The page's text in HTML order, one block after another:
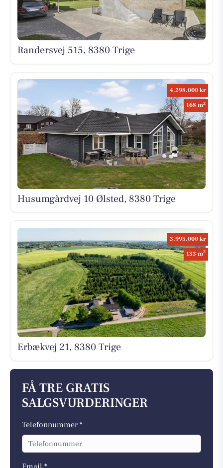
Randersvej 515, 8380 Trige
4.298.000 kr
168 m2
Husumgårdvej 10 Ølsted, 8380 Trige
3.995.000 kr
133 m2
Erbækvej 21, 8380 Trige
FÅ TRE GRATIS
SALGSVURDERINGER
Telefonnummer *